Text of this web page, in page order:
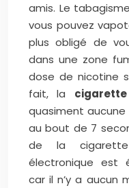
amis. Le
vous pouvez
plus obligé de
dans une zone
dose de nicotine
fait, la
quasiment
au bout de 7
de la
électronique est
car il n’y a aucun